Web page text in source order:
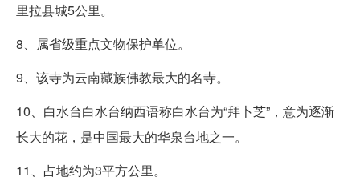
里拉县城5公里。
8、属省级重点文物保护单位。
9、该寺为云南藏族佛教最大的名寺。
10、白水台白水台纳西语称白水台为“拜卜芝”，意为逐渐
长大的花，是中国最大的华泉台地之一。
11、占地约为3平方公里。